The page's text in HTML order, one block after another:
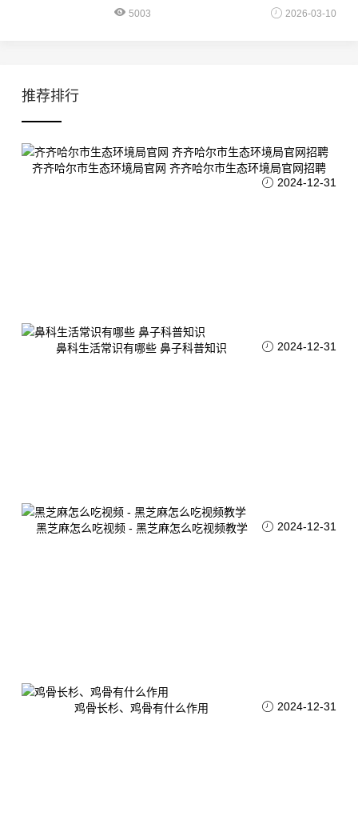
5003 2026-03-10
推荐排行
齐齐哈尔市生态环境局官网 齐齐哈尔市生态环境局官网招聘
2024-12-31
鼻科生活常识有哪些 鼻子科普知识 2024-12-31
黑芝麻怎么吃视频 - 黑芝麻怎么吃视频教学 2024-12-31
鸡骨长杉、鸡骨有什么作用 2024-12-31